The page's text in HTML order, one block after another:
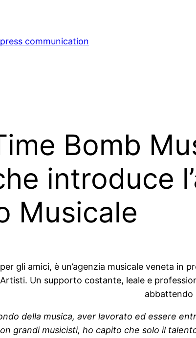
communication
Bomb
introduce
Musicale
gli amici, è un’agenzia musicale veneta in
Un supporto costante, leale e
abbattendo
della musica, aver lavorato ed essere
grandi musicisti, ho capito che solo il